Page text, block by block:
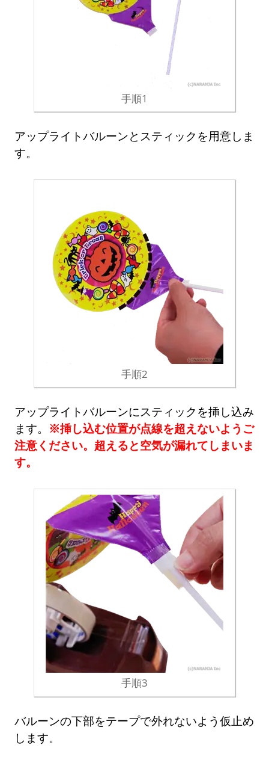
手順1
アップライトバルーンとスティックを用意しま
す。
手順2
アップライトバルーンにスティックを挿し込み
ます。 ※挿し込む位置が点線を超えないようご
注意ください。超えると空気が漏れてしまいま
す。
手順3
バルーンの下部をテープで外れないよう仮止め
します。